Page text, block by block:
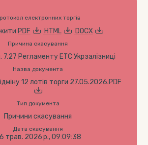
електронних торгів
PDF HTML DOCX
Причина скасування
7.27 Регламенту ЕТС Укрзалізниці
Назва документа
12 лотів торги 27.05.2026.PDF
Тип документа
Причини скасування
Дата скасування
трав. 2026 р., 09:09:38